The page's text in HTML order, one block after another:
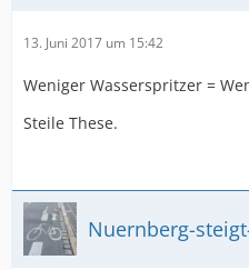
13. Juni 2017 um 15:42
Weniger Wasserspritzer =
Steile These.
Nuernberg-